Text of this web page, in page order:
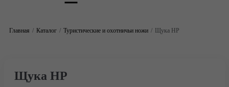
Главная Каталог Туристические и охотничьи ножи Щука НР
Щука НР